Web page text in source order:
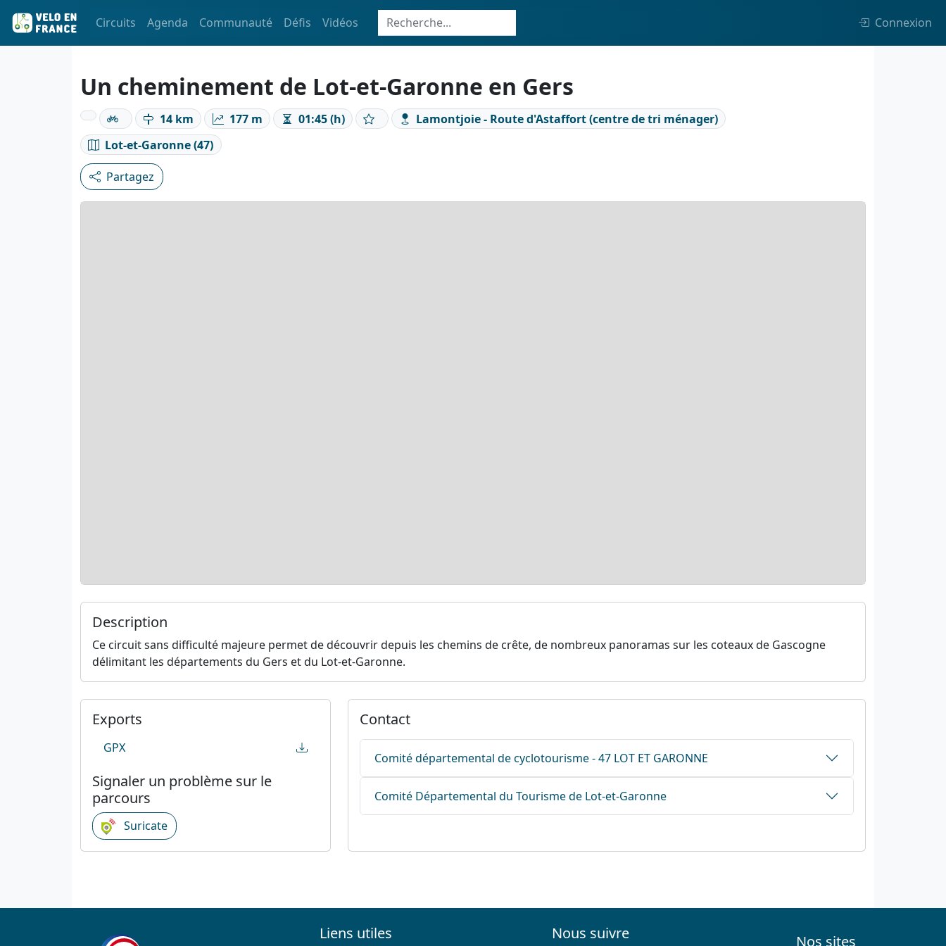
Circuits Agenda Communauté Défis Vidéos Connexion
Un cheminement de Lot-et-Garonne en Gers
14 km 177 m 01:45 (h)
Lamontjoie - Route d'Astaffort (centre de tri ménager)
Lot-et-Garonne (47)
Partagez
Description
Ce circuit sans difficulté majeure permet de découvrir depuis les chemins de crête, de nombreux panoramas sur les coteaux de Gascogne
délimitant les départements du Gers et du Lot-et-Garonne.
Exports
GPX
Signaler un problème sur le
parcours
Suricate
Contact
Comité départemental de cyclotourisme - 47 LOT ET GARONNE
Comité Départemental du Tourisme de Lot-et-Garonne
Liens utiles Nous suivre Nos sites